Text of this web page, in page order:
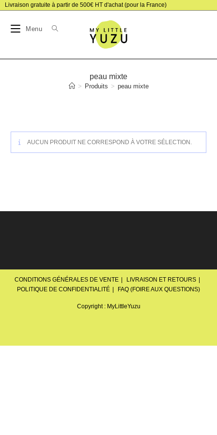
Skip
content
Livraison gratuite à partir de 500€ HT d'achat (pour la France)
Menu
peau mixte
> Produits > peau mixte
AUCUN PRODUIT NE CORRESPOND À VOTRE SÉLECTION.
CONDITIONS GÉNÉRALES DE VENTE
LIVRAISON ET RETOURS
POLITIQUE DE CONFIDENTIALITÉ
FAQ (FOIRE AUX QUESTIONS)
Copyright : MyLittleYuzu